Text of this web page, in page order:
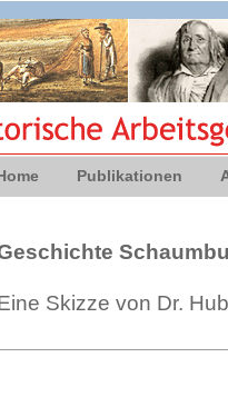
Publikationen
Skizze von Dr.